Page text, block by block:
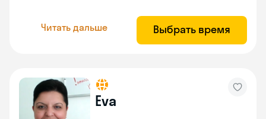
Читать дальше Выбрать время
Eva